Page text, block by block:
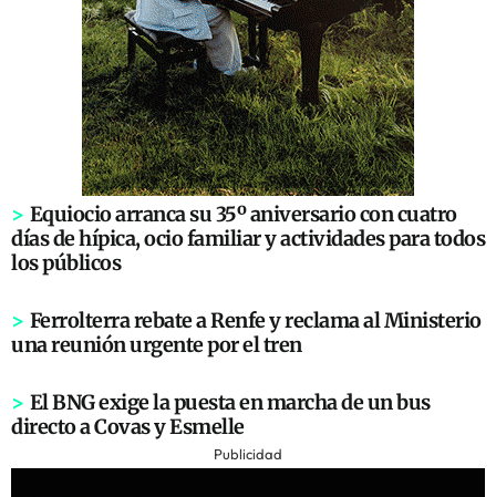
> Equiocio arranca su 35º aniversario con cuatro
días de hípica, ocio familiar y actividades para todos
los públicos
> Ferrolterra rebate a Renfe y reclama al Ministerio
una reunión urgente por el tren
> El BNG exige la puesta en marcha de un bus
directo a Covas y Esmelle
Publicidad